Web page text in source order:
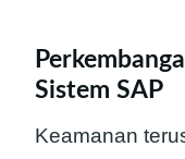
Sistem SAP
Keamanan